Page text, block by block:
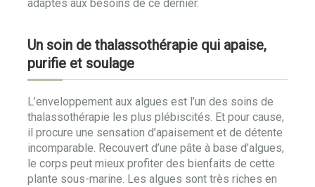
adaptés aux besoins de ce dernier.
Un soin de thalassothérapie qui apaise,
purifie et soulage
L’enveloppement aux algues est l’un des soins de
thalassothérapie les plus plébiscités. Et pour cause,
il procure une sensation d’apaisement et de détente
incomparable. Recouvert d’une pâte à base d’algues,
le corps peut mieux profiter des bienfaits de cette
plante sous-marine. Les algues sont très riches en